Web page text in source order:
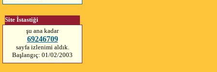
Site İstastiği
şu ana kadar
69246709
sayfa izlenimi aldık.
Başlangıç: 01/02/2003